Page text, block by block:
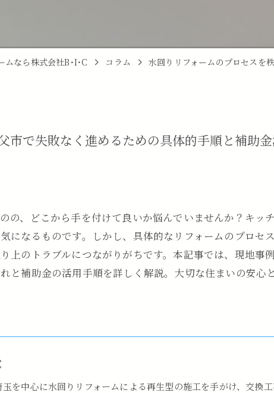
ムなら株式会社B･I･C コラム 水回りリフォームのプロセスを
市で失敗なく進めるための具体的手順と補助
の、どこから手を付けて良いか悩んでいませんか？キッ
になるものです。しかし、具体的なリフォームのプロセ
上のトラブルにつながりがちです。本記事では、現地事
と補助金の活用手順を詳しく解説。大切な住まいの安心
を中心に水回りリフォームによる再生型の施工を手がけ、交換